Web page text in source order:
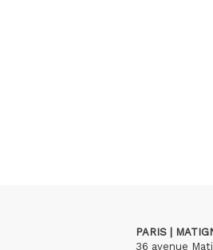
PARIS |
36 avenue